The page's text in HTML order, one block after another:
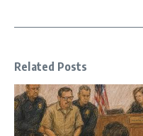
Related Posts